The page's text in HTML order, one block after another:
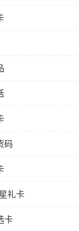
码
礼卡
卡